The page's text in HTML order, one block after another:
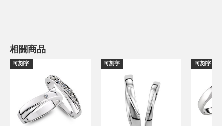
相關商品
可刻字 可刻字 可刻字